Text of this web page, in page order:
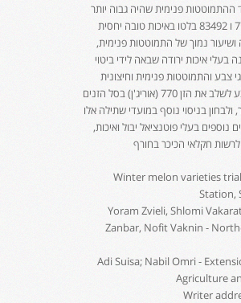
פנימית שהיה גבוה יותר
במועד המוקדם. הזנים 770 ו 83492 בלטו באיכות טובה יחסית
נמוך של התמוטטות פנימית,
בעלי איכות ירודה שבאה לידי ביטוי
צבע והתמוטטות פנימית וחיצונית
גבוהה. לסיכום הניסוי, מוצע לשלב את הזן 770 (אוריג'ן) בסל הזנים
ולבחון בניסוי נוסף במועדי שתילה אלו
וזנים נוספים בעלי פוטנציאל יבול ואיכות,
חקלאי הכיכר בחורף
Winter melon varieties
Station,
Yoram Zvieli, Shlomi
Zanbar, Nofit Vaknin -
Adi Suisa; Nabil Omri -
Agriculture
Writer